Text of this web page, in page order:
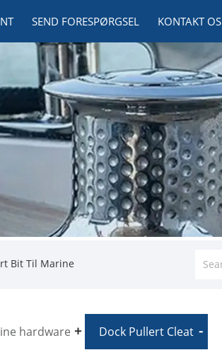
SEND FORESPØRGSEL KONTAKT OS
Bit Til Marine
hardware Dock Pullert Cleat